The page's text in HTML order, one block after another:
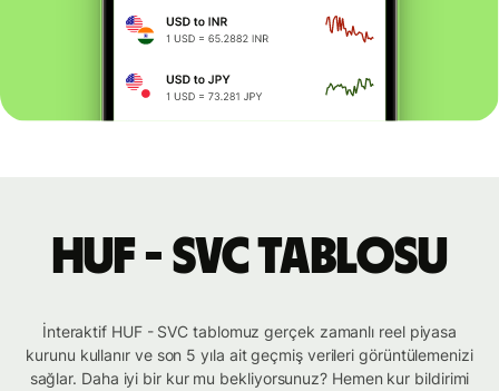
HUF - SVC tablosu
İnteraktif HUF - SVC tablomuz gerçek zamanlı reel piyasa
kurunu kullanır ve son 5 yıla ait geçmiş verileri görüntülemenizi
sağlar. Daha iyi bir kur mu bekliyorsunuz? Hemen kur bildirimi